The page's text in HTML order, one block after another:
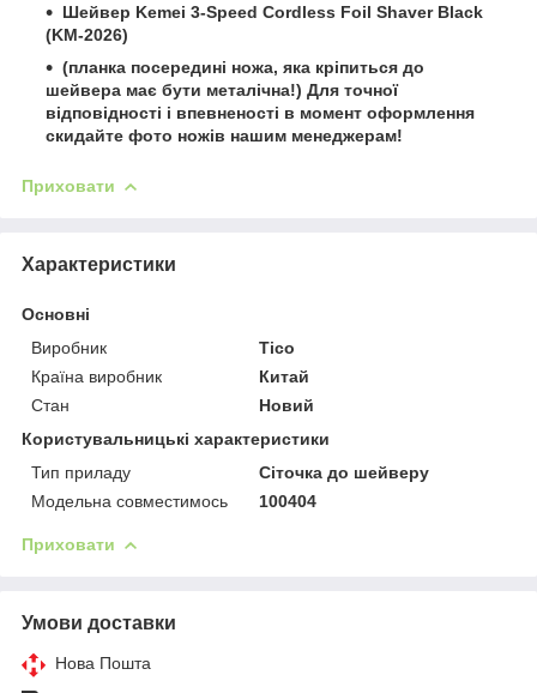
Шейвер Kemei 3-Speed Cordless Foil Shaver Black
(KM-2026)
(планка посередині ножа, яка кріпиться до
шейвера має бути металічна!) Для точної
відповідності і впевненості в момент оформлення
скидайте фото ножів нашим менеджерам!
Приховати
Характеристики
Основні
Виробник
Tico
Країна виробник
Китай
Стан
Новий
Користувальницькі характеристики
Тип приладу
Сіточка до шейверу
Модельна совместимось
100404
Приховати
Умови доставки
Нова Пошта